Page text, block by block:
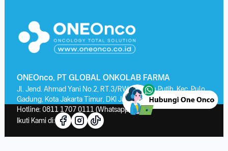
ONEOnco, PT GLOBAL ONKOLAB FARMA
Jl. Jend. Ahmad Yani No.2, RT.3/RW.13, Kayu Putih, Kec. Pulo
Gadung, Kota Jakarta Timur, DKI Jakarta 13210
Hotline: 0811 1707 0111 (Whatsapp)
Ikuti Kami di: